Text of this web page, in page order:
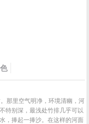
那里空气明净，环境清幽，河
特别深，最浅处竹排几乎可以
，捧起一捧沙。在这样的河面